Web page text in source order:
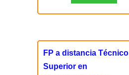
FP a distancia Técnico
Superior en